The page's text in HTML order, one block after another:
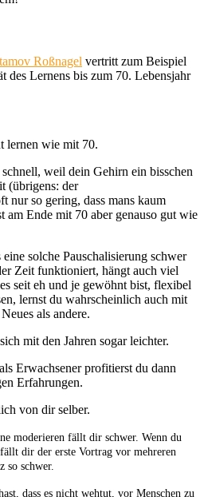
Roßnagel vertritt zum Beispiel
des Lernens bis zum 70. Lebensjahr
lernen wie mit 70.
weil dein Gehirn ein bisschen
(übrigens: der
nur so gering, dass mans kaum
am Ende mit 70 aber genauso gut wie
solche Pauschalisierung schwer
Zeit funktioniert, hängt auch viel
seit eh und je gewöhnt bist, flexibel
lernst du wahrscheinlich auch mit
als andere.
mit den Jahren sogar leichter.
Erwachsener profitierst du dann
Erfahrungen.
von dir selber.
moderieren fällt dir schwer. Wenn du
dir der erste Vortrag vor mehreren
so schwer.
dass es nicht wehtut, vor Menschen zu